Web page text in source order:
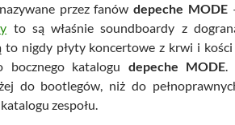
przez fanówdepeche MODE
to są właśnie soundboardy z
to nigdy płyty koncertowe z krwi i
bocznego katalogu depeche MODE.
do bootlegów, niż do
zespołu.